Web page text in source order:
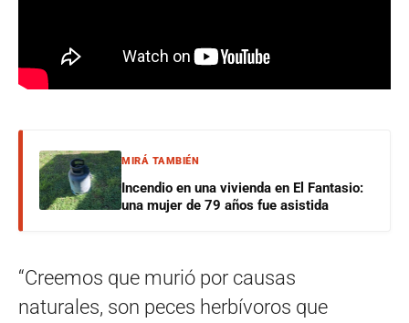
MIRÁ TAMBIÉN
Incendio en una vivienda en El Fantasio:
una mujer de 79 años fue asistida
“Creemos que murió por causas
naturales, son peces herbívoros que